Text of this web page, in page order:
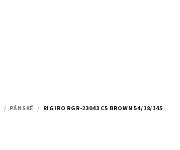
/ PÁNSKÉ / RIGIRO RGR-23043 C5 BROWN 54/18/145